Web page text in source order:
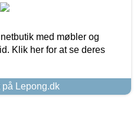
med møbler og
Klik her for at se deres
Lepong.dk